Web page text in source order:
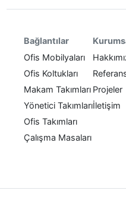
Bağlantılar
Ofis Mobilyaları
Ofis Koltukları
Makam Takımları
Yönetici Takımları
Ofis Takımları
Çalışma Masaları
Projeler
İletişim